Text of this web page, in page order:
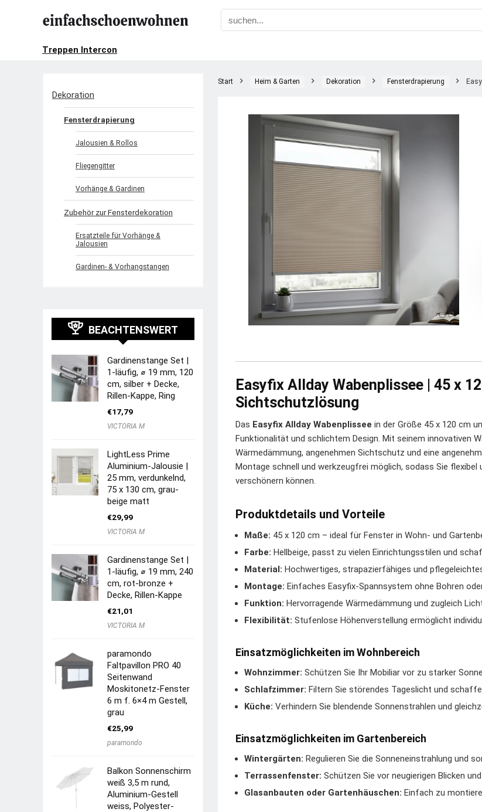
Treppen Intercon
Start Heim & Garten Dekoration Fensterdrapierung
Easyfix Allday Wabenplissee | 45 x
Sichtschutzlösung
Das Easyfix Allday Wabenplissee in der Größe 45 x 120 cm
Funktionalität und schlichtem Design. Mit seinem innovativen
Wärmedämmung, angenehmen Sichtschutz und eine
Montage schnell und werkzeugfrei möglich, sodass Sie
verschönern können.
Produktdetails und Vorteile
Maße: 45 x 120 cm – ideal für Fenster in Wohn- und
Farbe: Hellbeige, passt zu vielen Einrichtungsstilen und
Material: Hochwertiges, strapazierfähiges und
Montage: Einfaches Easyfix-Spannsystem ohne Bohren
Funktion: Hervorragende Wärmedämmung und zugleich
Flexibilität: Stufenlose Höhenverstellung ermöglicht
Einsatzmöglichkeiten im Wohnbereich
Wohnzimmer: Schützen Sie Ihr Mobiliar vor zu starker
Schlafzimmer: Filtern Sie störendes Tageslicht und
Küche: Verhindern Sie blendende Sonnenstrahlen und
Einsatzmöglichkeiten im Gartenbereich
Wintergärten: Regulieren Sie die Sonneneinstrahlung und
Terrassenfenster: Schützen Sie vor neugierigen Blicken
Glasanbauten oder Gartenhäuschen: Einfach zu
Dekoration
Fensterdrapierung
Jalousien & Rollos
Fliegengitter
Vorhänge & Gardinen
Zubehör zur Fensterdekoration
Ersatzteile für Vorhänge &
Jalousien
Gardinen- & Vorhangstangen
BEACHTENSWERT
Gardinenstange Set |
1-läufig, ⌀ 19 mm, 120
cm, silber + Decke,
Rillen-Kappe, Ring
€17,79
VICTORIA M
LightLess Prime
Aluminium-Jalousie |
25 mm, verdunkelnd,
75 x 130 cm, grau-
beige matt
€29,99
VICTORIA M
Gardinenstange Set |
1-läufig, ⌀ 19 mm, 240
cm, rot-bronze +
Decke, Rillen-Kappe
€21,01
VICTORIA M
paramondo
Faltpavillon PRO 40
Seitenwand
Moskitonetz-Fenster
6 m f. 6×4 m Gestell,
grau
€25,99
paramondo
Balkon Sonnenschirm
weiß 3,5 m rund,
Aluminium-Gestell
weiss, Polyester-